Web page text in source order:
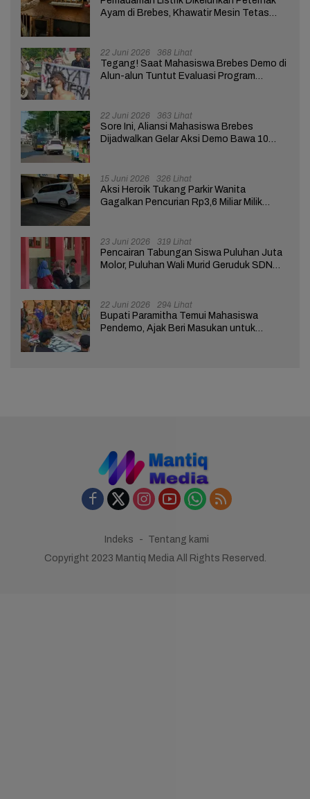
Ayam di Brebes, Khawatir Mesin Tetas
22 Juni 2026 368 Lihat
Tegang! Saat Mahasiswa Brebes Demo di
Alun-alun Tuntut Evaluasi Program
22 Juni 2026 363 Lihat
Sore Ini, Aliansi Mahasiswa Brebes
Dijadwalkan Gelar Aksi Demo Bawa 10
15 Juni 2026 326 Lihat
Aksi Heroik Tukang Parkir Wanita
Gagalkan Pencurian Rp3,6 Miliar Milik
23 Juni 2026 319 Lihat
Pencairan Tabungan Siswa Puluhan Juta
Molor, Puluhan Wali Murid Geruduk SDN
22 Juni 2026 294 Lihat
Bupati Paramitha Temui Mahasiswa
Pendemo, Ajak Beri Masukan untuk
Indeks
Tentang kami
Copyright 2023 Mantiq Media All Rights Reserved.